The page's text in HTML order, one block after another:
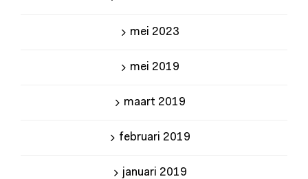
mei 2023
mei 2019
maart 2019
februari 2019
januari 2019